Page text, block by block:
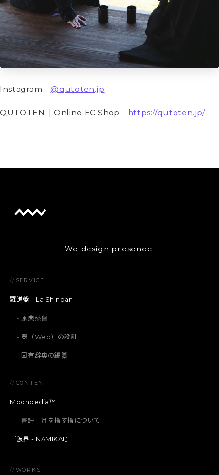
Instagram @qutoten.jp
QUTOTEN. | Online EC Shop https://qutoten.jp/
We design presence.
// SERVICE
羅進盤 - La Shinban
原典蒸留
器（Web）の設計
固有辞典の編纂
// CONTENT
Moonpedia™
書評｜月を指す指について
『波界 - NAMIKAI』
// WORKS